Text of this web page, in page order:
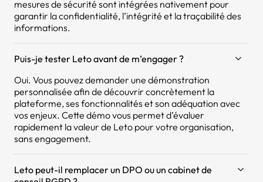
mesures de sécurité sont intégrées nativement pour
garantir la confidentialité, l’intégrité et la traçabilité des
informations.
Puis-je tester Leto avant de m’engager ?
Oui. Vous pouvez demander une démonstration
personnalisée afin de découvrir concrètement la
plateforme, ses fonctionnalités et son adéquation avec
vos enjeux. Cette démo vous permet d’évaluer
rapidement la valeur de Leto pour votre organisation,
sans engagement.
Leto peut-il remplacer un DPO ou un cabinet de